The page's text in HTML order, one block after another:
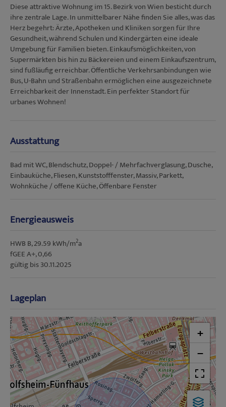
Diese attraktive Wohnung im 15. Bezirk von Wien besticht durch
ihre zentrale Lage. In unmittelbarer Nähe finden Sie alles, was das
Herz begehrt: Ärzte, Apotheken und Kliniken sorgen für Ihre
Gesundheit, während Schulen und Kindergärten eine ideale
Umgebung für Familien bieten. Einkaufsmöglichkeiten, von
Supermärkten bis hin zu Bäckereien und einem Einkaufszentrum,
sind fußläufig erreichbar. Öffentliche Verkehrsanbindungen wie
Bus, U-Bahn und Straßenbahn ermöglichen eine ausgezeichnete
Erreichbarkeit der Innenstadt. Ein perfekter Standort für
urbanes Wohnen!
Ausstattung
Bad mit WC Blendschutz Doppel- / Mehrfachverglasung Dusche
Einbauküche Fliesen Kunststofffenster Massiv Parkett
Wohnküche / offene Küche Öffenbare Fenster
Energieausweis
HWB B, 29.59 kWh/m2a
fGEEA+, 0,66
gültig bis30.11.2025
Lageplan
+
−